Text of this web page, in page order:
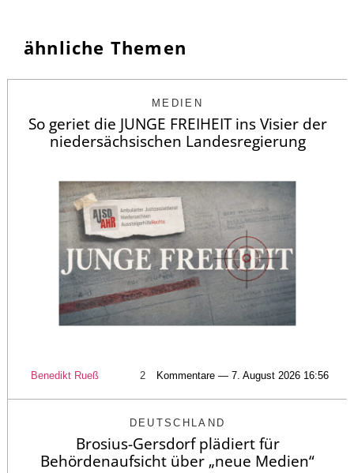
ähnliche Themen
MEDIEN
So geriet die JUNGE FREIHEIT ins Visier der
niedersächsischen Landesregierung
Benedikt Rueß 2 Kommentare — 7. August 2026 16:56
DEUTSCHLAND
Brosius-Gersdorf plädiert für
Behördenaufsicht über „neue Medien“